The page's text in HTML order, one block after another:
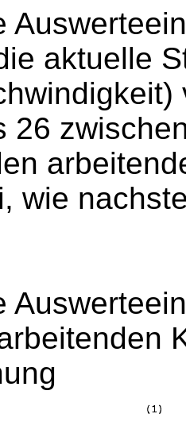
aktuelle
26
wie